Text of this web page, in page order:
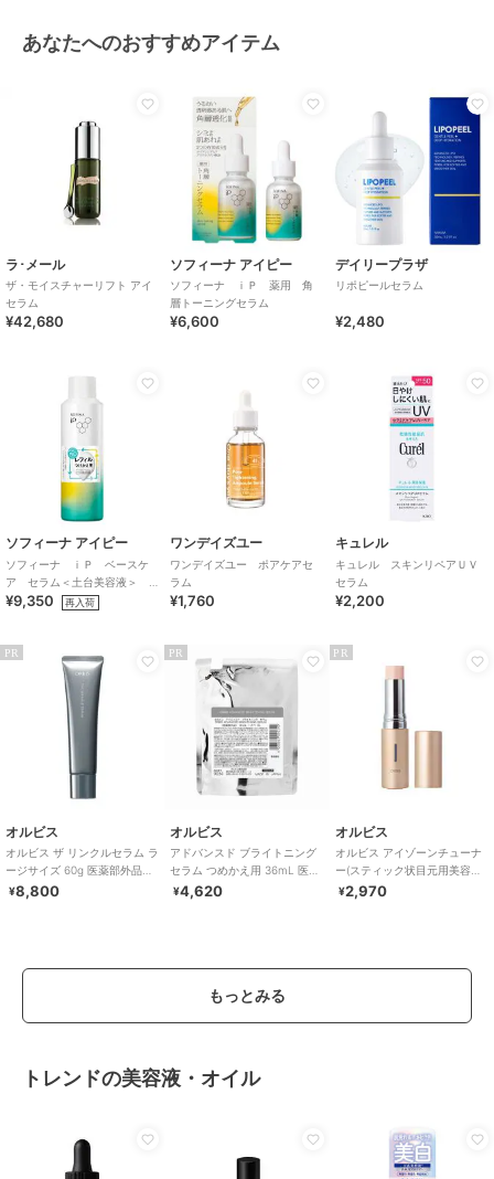
あなたへのおすすめアイテム
ラ･メール
ザ・モイスチャーリフト アイ
セラム
¥42,680
ソフィーナ アイピー
ソフィーナ ｉＰ 薬用 角
層トーニングセラム
¥6,600
デイリープラザ
リポピールセラム
¥2,480
ソフィーナ アイピー
ソフィーナ ｉＰ ベースケ
ア セラム＜土台美容液＞
レフィル１８０Ｇ
¥9,350 再入荷
ワンデイズユー
ワンデイズユー ポアケアセ
ラム
¥1,760
キュレル
キュレル スキンリペアＵＶ
セラム
¥2,200
PR
オルビス
オルビス ザ リンクルセラム ラ
ージサイズ 60g 医薬部外品
（シワ改善美容液）
¥8,800
PR
オルビス
アドバンスド ブライトニング
セラム つめかえ用 36mL 医薬
部外品
¥4,620
PR
オルビス
オルビス アイゾーンチューナ
ー(スティック状目元用美容
液）
¥2,970
もっとみる
トレンドの美容液・オイル